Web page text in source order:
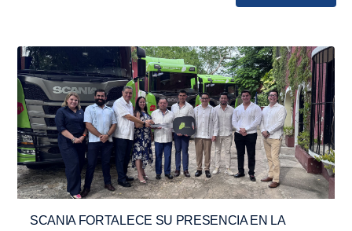
SCANIA FORTALECE SU PRESENCIA EN LA